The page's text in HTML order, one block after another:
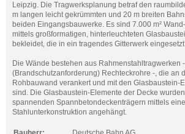
Leipzig. Die Tragwerksplanung betraf den
m langen leicht gekrümmten und 20 m breiten
beiden Eingangsbauwerke. Es sind 7.000 m²
mittels großformatigen, hinterleuchteten
bekleidet, die in ein tragendes Gitterwerk
Die Wände bestehen aus Rahmenstahltragwerken
(Brandschutzanforderung) Rechteckrohre -, die an
Rohbauwand verankert und mit den Glasbaustein-
sind. Die Glasbaustein-Elemente der Decke
spannenden Spannbetondeckenträgern mittels
Stahlunterkonstruktion angehängt.